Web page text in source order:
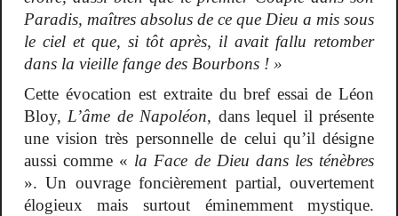
Paradis, maîtres absolus de ce que Dieu a mis sous
le ciel et que, si tôt après, il avait fallu retomber
dans la vieille fange des Bourbons ! »
Cette évocation est extraite du bref essai de Léon
Bloy, L’âme de Napoléon, dans lequel il présente
une vision très personnelle de celui qu’il désigne
aussi comme « la Face de Dieu dans les ténèbres
». Un ouvrage foncièrement partial, ouvertement
élogieux mais surtout éminemment mystique.